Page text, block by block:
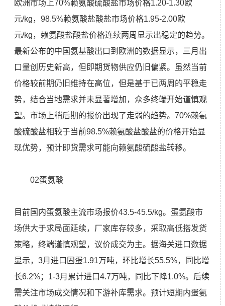
欧洲市场上70%赖氨酸硫酸盐市场价格1.20-1.30欧
元/kg，98.5%赖氨酸盐酸盐市场价格1.95-2.00欧
元/kg，赖氨酸盐酸盐价格连续两周显示出稳定的趋势。
最新公布的中国氨基酸出口到欧洲的数据显示，三月出
口量创历史新高，但即期货物供应仍旧偏紧。虽然当前
价格较前期仍旧维持在高位，但是基于已两周的平稳走
势，结合当地需求并未显著增加，众多终端开始谨慎观
望。市场上稍后期的报价出现了走弱的趋势。70%赖氨
酸硫酸盐相较于当前98.5%赖氨酸盐酸盐的价格开始显
现优势，预计即货需求可能向赖氨酸硫酸盐转移。
02蛋氨酸
目前国内蛋氨酸主流市场报价43.5-45.5/kg。蛋氨酸市
场供大于求局面延续，厂家库存较多，采取高低搭发货
策略，终端谨慎观望，议价成交为主。据海关进口数据
显示，3月进口固蛋1.91万吨，环比增长55.5%，同比增
长6.2%；1-3月累计进口4.7万吨，同比下降1.0%。后续
需关注市场成交情况和下游补库需求。预计短期内蛋氨